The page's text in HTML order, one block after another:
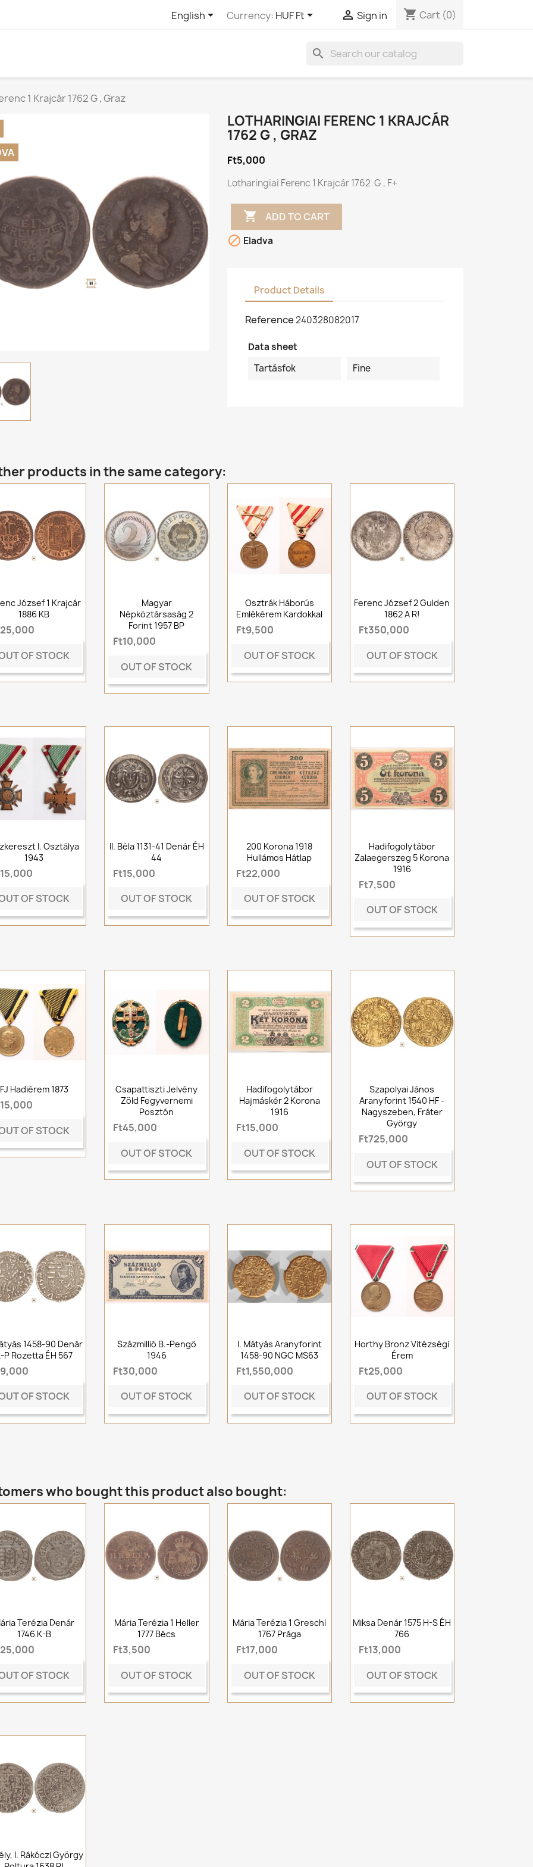
English Currency: HUF Ft  Sign in shopping_cart Cart (0)
search
1 Krajcár 1762 G , Graz
LOTHARINGIAI FERENC 1 KRAJCÁR
1762 G , GRAZ
Ft5,000
Lotharingiai Ferenc 1 Krajcár 1762 G , F+
 ADD TO CART
 Eladva
Product Details
Reference240328082017
Data sheet
Tartásfok
Fine
products in the same category:
József 1 Krajcár
1886 KB
OF STOCK
Magyar
Népköztársaság 2
Forint 1957 BP
Ft10,000
OUT OF STOCK
Osztrák Háborús
Emlékérem Kardokkal
Ft9,500
OUT OF STOCK
Ferenc József 2 Gulden
1862 A R!
Ft350,000
OUT OF STOCK
I. Osztálya
1943
OF STOCK
II. Béla 1131-41 Denár ÉH
44
Ft15,000
OUT OF STOCK
200 Korona 1918
Hullámos Hátlap
Ft22,000
OUT OF STOCK
Hadifogolytábor
Zalaegerszeg 5 Korona
1916
Ft7,500
OUT OF STOCK
FJ Hadiérem 1873
OF STOCK
Csapattiszti Jelvény
Zöld Fegyvernemi
Posztón
Ft45,000
OUT OF STOCK
Hadifogolytábor
Hajmáskér 2 Korona
1916
Ft15,000
OUT OF STOCK
Szapolyai János
Aranyforint 1540 HF -
Nagyszeben, Fráter
György
Ft725,000
OUT OF STOCK
1458-90 Denár
P Rozetta ÉH 567
OF STOCK
Százmillió B.-Pengő
1946
Ft30,000
OUT OF STOCK
I. Mátyás Aranyforint
1458-90 NGC MS63
Ft1,550,000
OUT OF STOCK
Horthy Bronz Vitézségi
Érem
Ft25,000
OUT OF STOCK
who bought this product also bought:
Terézia Denár
1746 K-B
OF STOCK
Mária Terézia 1 Heller
1777 Bécs
Ft3,500
OUT OF STOCK
Mária Terézia 1 Greschl
1767 Prága
Ft17,000
OUT OF STOCK
Miksa Denár 1575 H-S ÉH
766
Ft13,000
OUT OF STOCK
I. Rákóczi György